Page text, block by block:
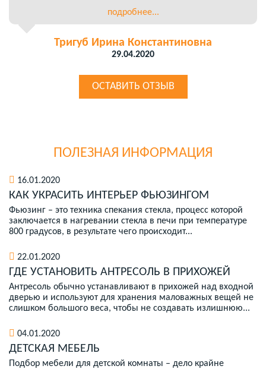
подробнее...
Тригуб Ирина Константиновна
29.04.2020
ОСТАВИТЬ ОТЗЫВ
ПОЛЕЗНАЯ ИНФОРМАЦИЯ
16.01.2020
КАК УКРАСИТЬ ИНТЕРЬЕР ФЬЮЗИНГОМ
Фьюзинг – это техника спекания стекла, процесс которой
заключается в нагревании стекла в печи при температуре
800 градусов, в результате чего происходит...
22.01.2020
ГДЕ УСТАНОВИТЬ АНТРЕСОЛЬ В ПРИХОЖЕЙ
Антресоль обычно устанавливают в прихожей над входной
дверью и используют для хранения маловажных вещей не
слишком большого веса, чтобы не создавать излишнюю...
04.01.2020
ДЕТСКАЯ МЕБЕЛЬ
Подбор мебели для детской комнаты – дело крайне